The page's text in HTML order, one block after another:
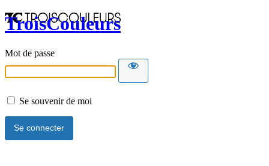
TroisCouleurs
Mot de passe
Se souvenir de moi